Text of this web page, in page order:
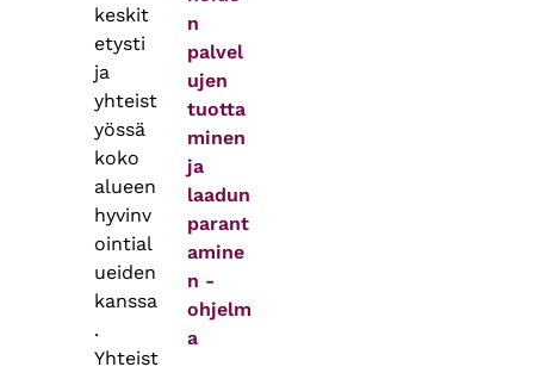
keskit
etysti
ja
yhteist
yössä
koko
alueen
hyvinv
ointial
ueiden
kanssa
.
Yhteist
n
palvel
ujen
tuotta
minen
ja
laadun
parant
amine
n -
ohjelm
a